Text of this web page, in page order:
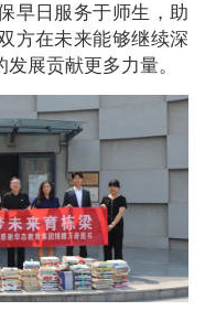
早日服务于师生，助
方在未来能够继续深
展贡献更多力量。